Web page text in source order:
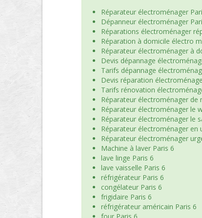
Réparateur électroménager
Dépanneur électroménager
Réparations électroménager
Réparation à domicile électro
Réparateur électroménager à
Devis dépannage
Tarifs dépannage
Devis réparation
Tarifs rénovation
Réparateur électroménager de
Réparateur électroménager le
Réparateur électroménager le
Réparateur électroménager en
Réparateur électroménager
Machine à laver Paris 6
lave linge Paris 6
lave vaisselle Paris 6
réfrigérateur Paris 6
congélateur Paris 6
frigidaire Paris 6
réfrigérateur américain Paris 6